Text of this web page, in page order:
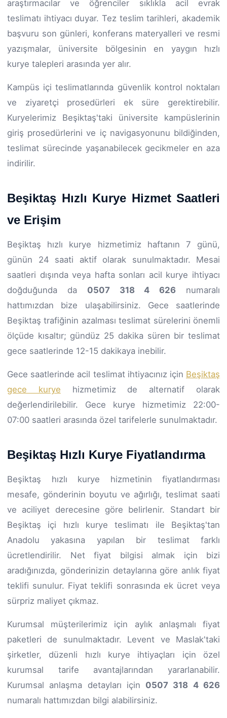
araştırmacılar ve öğrenciler sıklıkla acil evrak
teslimatı ihtiyacı duyar. Tez teslim tarihleri, akademik
başvuru son günleri, konferans materyalleri ve resmi
yazışmalar, üniversite bölgesinin en yaygın hızlı
kurye talepleri arasında yer alır.
Kampüs içi teslimatlarında güvenlik kontrol noktaları
ve ziyaretçi prosedürleri ek süre gerektirebilir.
Kuryelerimiz Beşiktaş'taki üniversite kampüslerinin
giriş prosedürlerini ve iç navigasyonunu bildiğinden,
teslimat sürecinde yaşanabilecek gecikmeler en aza
indirilir.
Beşiktaş Hızlı Kurye Hizmet Saatleri
ve Erişim
Beşiktaş hızlı kurye hizmetimiz haftanın 7 günü,
günün 24 saati aktif olarak sunulmaktadır. Mesai
saatleri dışında veya hafta sonları acil kurye ihtiyacı
doğduğunda da 0507 318 4 626 numaralı
hattımızdan bize ulaşabilirsiniz. Gece saatlerinde
Beşiktaş trafiğinin azalması teslimat sürelerini önemli
ölçüde kısaltır; gündüz 25 dakika süren bir teslimat
gece saatlerinde 12-15 dakikaya inebilir.
Gece saatlerinde acil teslimat ihtiyacınız için Beşiktaş
gece kurye hizmetimiz de alternatif olarak
değerlendirilebilir. Gece kurye hizmetimiz 22:00-
07:00 saatleri arasında özel tarifelerle sunulmaktadır.
Beşiktaş Hızlı Kurye Fiyatlandırma
Beşiktaş hızlı kurye hizmetinin fiyatlandırması
mesafe, gönderinin boyutu ve ağırlığı, teslimat saati
ve aciliyet derecesine göre belirlenir. Standart bir
Beşiktaş içi hızlı kurye teslimatı ile Beşiktaş'tan
Anadolu yakasına yapılan bir teslimat farklı
ücretlendirilir. Net fiyat bilgisi almak için bizi
aradığınızda, gönderinizin detaylarına göre anlık fiyat
teklifi sunulur. Fiyat teklifi sonrasında ek ücret veya
sürpriz maliyet çıkmaz.
Kurumsal müşterilerimiz için aylık anlaşmalı fiyat
paketleri de sunulmaktadır. Levent ve Maslak'taki
şirketler, düzenli hızlı kurye ihtiyaçları için özel
kurumsal tarife avantajlarından yararlanabilir.
Kurumsal anlaşma detayları için 0507 318 4 626
numaralı hattımızdan bilgi alabilirsiniz.